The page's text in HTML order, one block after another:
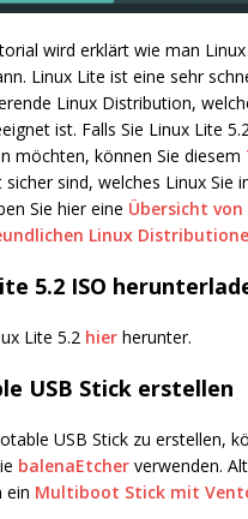
wird erklärt wie man
Linux Lite ist eine sehr
Linux Distribution,
ist. Falls Sie Linux Lite
möchten, können Sie diesem
sicher sind, welches Linux Sie
Sie hier eine Übersicht von
Linux
5.2 ISO
Lite 5.2 hier herunter.
USB Stick erstellen
USB Stick zu erstellen,
balenaEtcher verwenden.
ein Multiboot Stick mit